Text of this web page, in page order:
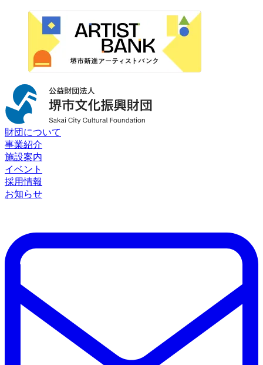
財団について
事業紹介
施設案内
イベント
採用情報
お知らせ